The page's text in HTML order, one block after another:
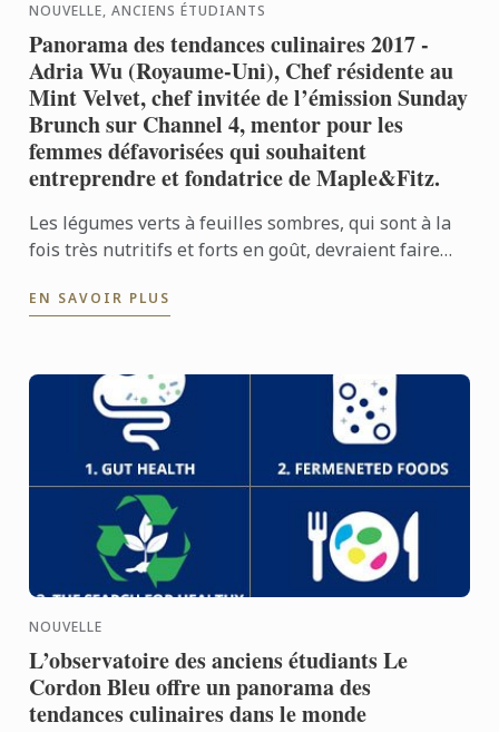
NOUVELLE, ANCIENS ÉTUDIANTS
Panorama des tendances culinaires 2017 -
Adria Wu (Royaume-Uni), Chef résidente au
Mint Velvet, chef invitée de l’émission Sunday
Brunch sur Channel 4, mentor pour les
femmes défavorisées qui souhaitent
entreprendre et fondatrice de Maple&Fitz.
Les légumes verts à feuilles sombres, qui sont à la
fois très nutritifs et forts en goût, devraient faire
EN SAVOIR PLUS
NOUVELLE
L’observatoire des anciens étudiants Le
Cordon Bleu offre un panorama des
tendances culinaires dans le monde